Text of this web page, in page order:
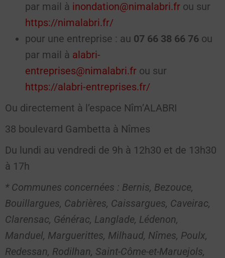
par mail à inondation@nimalabri.fr ou sur
https://nimalabri.fr/
pour une entreprise : au 07 66 38 66 76 ou
par mail à alabri-
entreprises@nimalabri.fr ou sur
https://alabri-entreprises.fr/
Ou directement à l’espace Nîm’ALABRI
38 boulevard Gambetta à Nîmes
Du lundi au vendredi de 9h à 12h30 et de 13h30
à 17h
* Communes concernées : Bernis, Bezouce,
Bouillargues, Cabrières, Caissargues, Caveirac,
Clarensac, Générac, Langlade, Lédenon,
Manduel, Marguerittes, Milhaud, Nîmes, Poulx,
Redessan, Rodilhan, Saint-Côme-et-Maruejols,